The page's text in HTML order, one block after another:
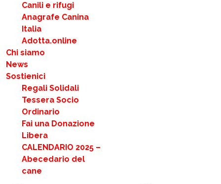
Canili e rifugi
Anagrafe Canina
Italia
Adotta.online
Chi siamo
News
Sostienici
Regali Solidali
Tessera Socio
Ordinario
Fai una Donazione
Libera
CALENDARIO 2025 –
Abecedario del
cane